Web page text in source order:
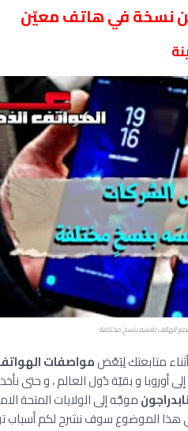
نسخة في هاتف معيّن
الهاتف نفسَه بنسخٍ مختلفة
متابعتك لِبَعْضمواصفات
أوروبا و بقيّة دُول العالم ، و حتى
موجَّه إلى الولايات المتحة
هذا الموضوع سوف نشرح لكم أسباب